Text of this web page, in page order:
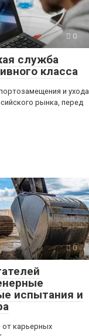
0
служба
класса
и ухода
рынка, перед
0
испытания и
от карьерных